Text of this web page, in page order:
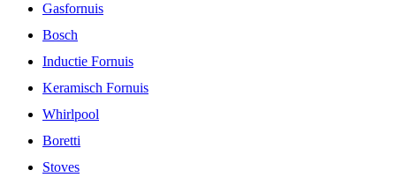
Gasfornuis
Bosch
Inductie Fornuis
Keramisch Fornuis
Whirlpool
Boretti
Stoves